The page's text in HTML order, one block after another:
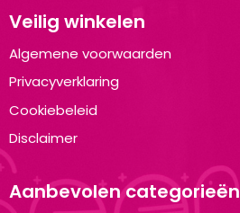
Veilig winkelen
Algemene voorwaarden
Privacyverklaring
Cookiebeleid
Disclaimer
Aanbevolen categorieën